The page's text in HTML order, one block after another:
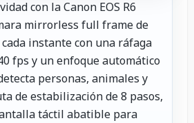
con la Canon EOS R6
mirrorless full frame de
instante con una ráfaga
fps y un enfoque automático
personas, animales y
de estabilización de 8 pasos,
táctil abatible para